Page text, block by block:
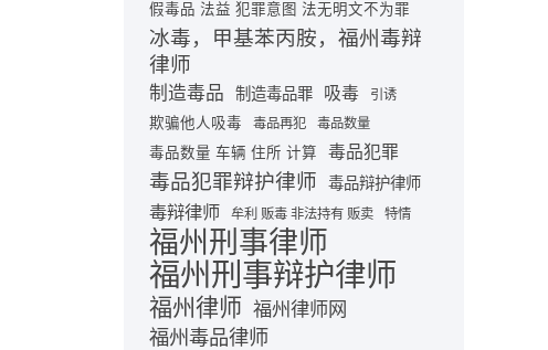
假毒品 法益 犯罪意图 法无明文不为罪
冰毒，甲基苯丙胺，福州毒辩
律师
制造毒品 制造毒品罪 吸毒 引诱
欺骗他人吸毒 毒品再犯 毒品数量
毒品数量 车辆 住所 计算 毒品犯罪
毒品犯罪辩护律师 毒品辩护律师
毒辩律师 牟利 贩毒 非法持有 贩卖 特情
福州刑事律师
福州刑事辩护律师
福州律师 福州律师网
福州毒品律师